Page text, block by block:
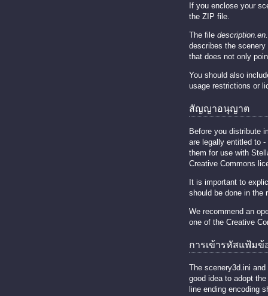
If you enclose your
the ZIP file.
The file
describes the
that does not only
You should also
usage restrictions or
สัญญาอนุญาต
Before you distribute
are legally entitled to
them for use with
Creative Commons
It is important to
should be done in the
We recommend an
one of the Creative
การเข้ารหัสแฟ้มข้
The scenery3d.ini
good idea to adopt
line ending encoding